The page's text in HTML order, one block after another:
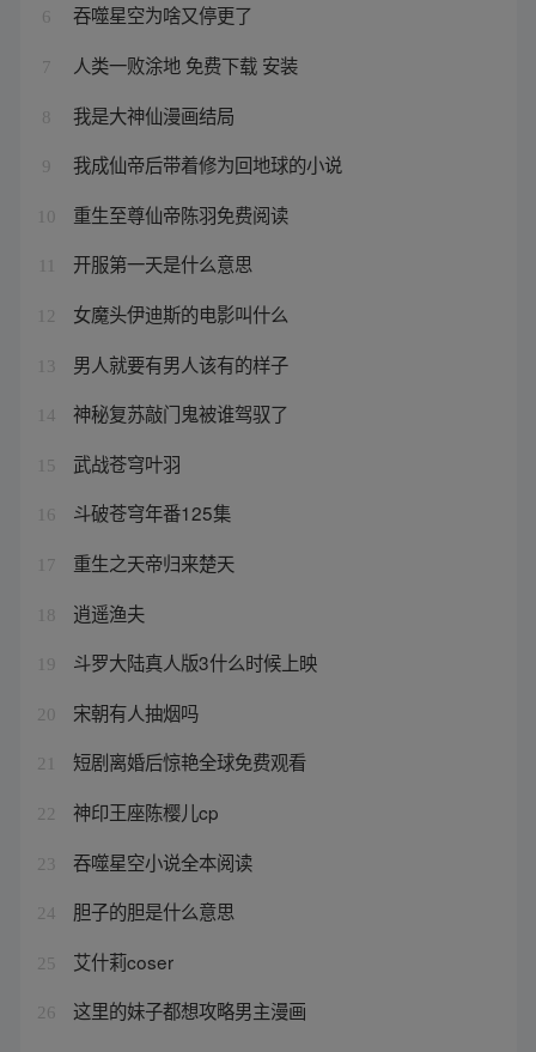
6 吞噬星空为啥又停更了
7 人类一败涂地 免费下载 安装
8 我是大神仙漫画结局
9 我成仙帝后带着修为回地球的小说
10 重生至尊仙帝陈羽免费阅读
开服第一天是什么意思
12 女魔头伊迪斯的电影叫什么
13 男人就要有男人该有的样子
14 神秘复苏敲门鬼被谁驾驭了
15 武战苍穹叶羽
16 斗破苍穹年番125集
17 重生之天帝归来楚天
18 逍遥渔夫
19 斗罗大陆真人版3什么时候上映
20 宋朝有人抽烟吗
21 短剧离婚后惊艳全球免费观看
22 神印王座陈樱儿cp
23 吞噬星空小说全本阅读
24 胆子的胆是什么意思
25 艾什莉coser
26 这里的妹子都想攻略男主漫画